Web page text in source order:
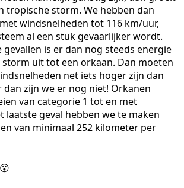
tropische storm. We hebben dan
windsnelheden tot 116 km/uur,
al een stuk gevaarlijker wordt.
is er dan nog steeds energie
uit tot een orkaan. Dan moeten
net iets hoger zijn dan
dan zijn we er nog niet! Orkanen
van categorie 1 tot en met
laatste geval hebben we te maken
van minimaal 252 kilometer per